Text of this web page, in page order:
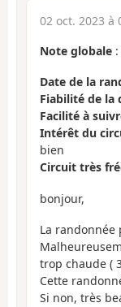
02 oct. 2023 à
Note globale :
Date de la
Fiabilité de la
Facilité à
Intérêt du
bien
Circuit très
bonjour,
La randonnée
trop chaude (
Cette
Si non, très